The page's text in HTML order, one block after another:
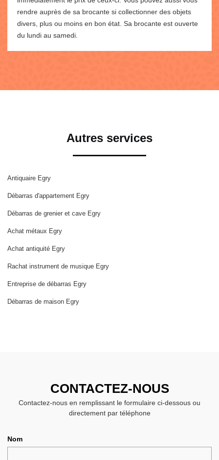
rendre auprès de sa brocante si collectionner des objets
divers, plus ou moins en bon état. Sa brocante est ouverte
du lundi au samedi.
Autres services
Antiquaire Egry
Débarras d'appartement Egry
Débarras de grenier et cave Egry
Achat métaux Egry
Achat antiquité Egry
Rachat instrument de musique Egry
Entreprise de débarras Egry
Débarras de maison Egry
CONTACTEZ-NOUS
Contactez-nous en remplissant le formulaire ci-dessous ou
directement par téléphone
Nom